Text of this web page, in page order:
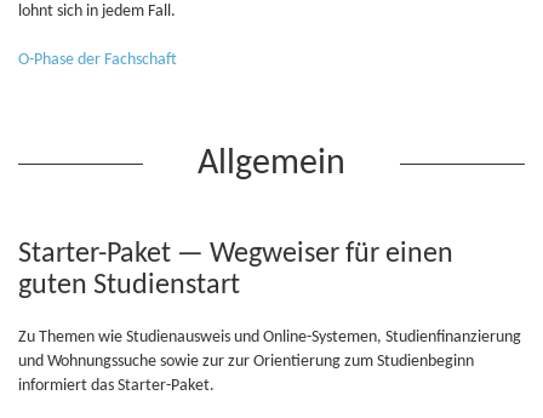
lohnt sich in jedem Fall.
O-Phase der Fachschaft
Allgemein
Starter-Paket — Wegweiser für einen
guten Studienstart
Zu Themen wie Studienausweis und Online-Systemen, Studienfinanzierung
und Wohnungssuche sowie zur zur Orientierung zum Studienbeginn
informiert das Starter-Paket.